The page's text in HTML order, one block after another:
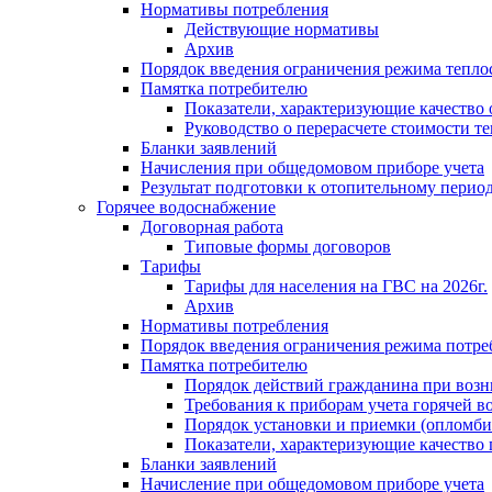
Нормативы потребления
Действующие нормативы
Архив
Порядок введения ограничения режима
Памятка потребителю
Показатели, характеризующие качество
Руководство о перерасчете стоимости
Бланки заявлений
Начисления при общедомовом приборе учета
Результат подготовки к отопительному
Горячее водоснабжение
Договорная работа
Типовые формы договоров
Тарифы
Тарифы для населения на ГВС на 2026г.
Архив
Нормативы потребления
Порядок введения ограничения режима
Памятка потребителю
Порядок действий гражданина при
Требования к приборам учета горячей
Порядок установки и приемки
Показатели, характеризующие качество
Бланки заявлений
Начисление при общедомовом приборе учета